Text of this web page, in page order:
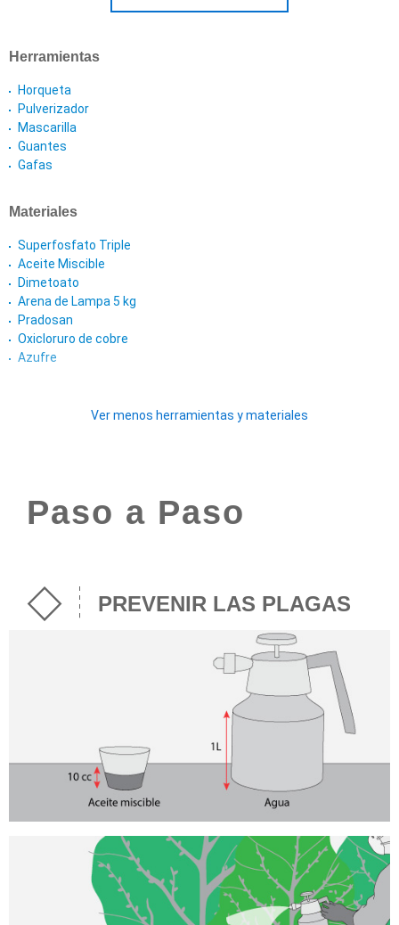
Herramientas
Horqueta
Pulverizador
Mascarilla
Guantes
Gafas
Materiales
Superfosfato Triple
Aceite Miscible
Dimetoato
Arena de Lampa 5 kg
Pradosan
Oxicloruro de cobre
Azufre
Ver menos herramientas y materiales
Paso a Paso
PREVENIR LAS PLAGAS